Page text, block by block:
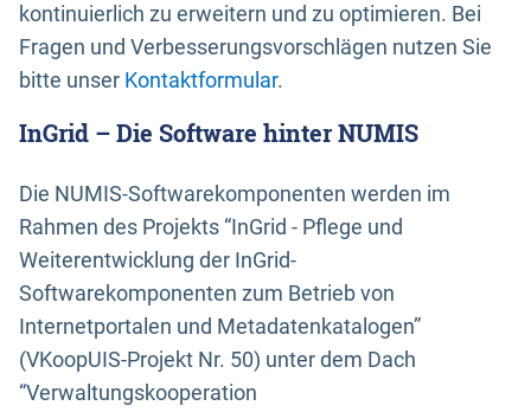
kontinuierlich zu erweitern und zu optimieren. Bei
Fragen und Verbesserungsvorschlägen nutzen Sie
bitte unser Kontaktformular.
InGrid – Die Software hinter NUMIS
Die NUMIS-Softwarekomponenten werden im
Rahmen des Projekts “InGrid - Pflege und
Weiterentwicklung der InGrid-
Softwarekomponenten zum Betrieb von
Internetportalen und Metadatenkatalogen”
(VKoopUIS-Projekt Nr. 50) unter dem Dach
“Verwaltungskooperation